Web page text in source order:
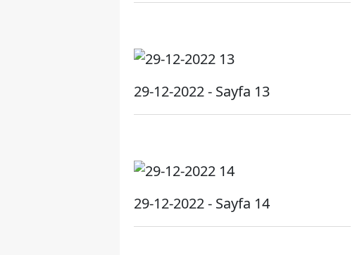
29-12-2022 - Sayfa 13
29-12-2022 - Sayfa 14